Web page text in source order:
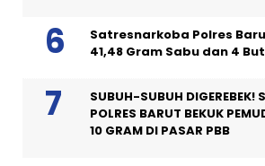
Satresnarkoba Polres
41,48 Gram Sabu dan 4
SUBUH-SUBUH DIGEREBEK!
POLRES BARUT BEKUK
10 GRAM DI PASAR PBB